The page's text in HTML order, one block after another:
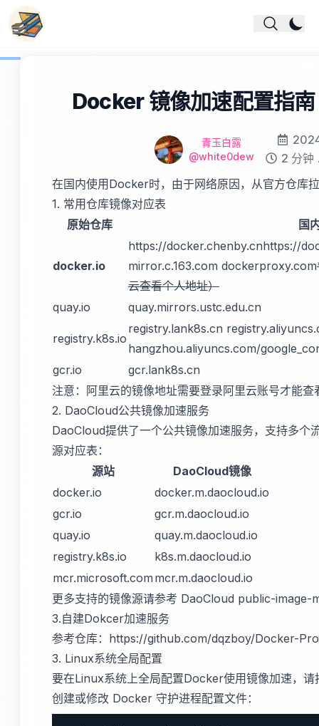
Docker 镜像加速配置指
作者 Name
青玉白露
Github
@white0dew
Modified
Reading
2 分钟
在国内使用Docker时，由于网络原因，从官方仓库
1. 常用仓库镜像对应表
原始仓库
国
docker.io
https://docker.chenby.cnhttps://
mirror.c.163.com dockerproxy.com
云查看个人地址）
quay.io
quay.mirrors.ustc.edu.cn
registry.k8s.io
registry.lank8s.cn
hangzhou.aliyuncs.com/
gcr.io
gcr.lank8s.cn
注意：阿里云的镜像地址需要登录阿里云账号才能查
2. DaoCloud公共镜像加速服务
DaoCloud提供了一个公共镜像加速服务，支持多个
源对应表：
源站
DaoCloud镜像
docker.io
docker.m.daocloud.io
gcr.io
gcr.m.daocloud.io
quay.io
quay.m.daocloud.io
registry.k8s.io
k8s.m.daocloud.io
mcr.microsoft.com mcr.m.daocloud.io
更多支持的镜像源请参考 DaoCloud public-image-
3.自建Dokcer加速服务
参考仓库： https://github.com/dqzboy/Docker-
3. Linux系统全局配置
要在Linux系统上全局配置Docker使用镜像加速，请
创建或修改 Docker 守护进程配置文件：